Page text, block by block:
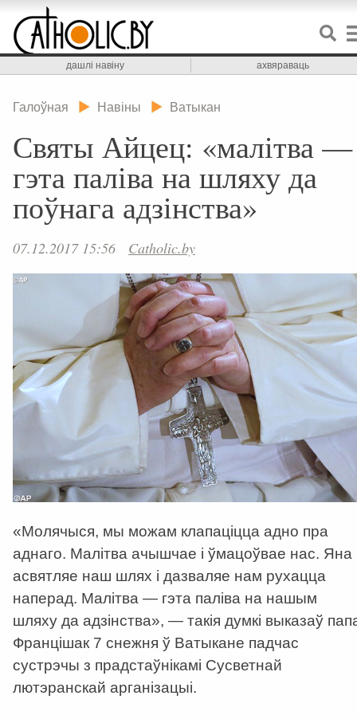
дашлі навіну ахвяраваць
Галоўная Навіны Ватыкан
Святы Айцец: «малітва —
гэта паліва на шляху да
поўнага адзінства»
07.12.2017 15:56 Catholic.by
«Молячыся, мы можам клапаціцца адно пра
аднаго. Малітва ачышчае і ўмацоўвае нас. Яна
асвятляе наш шлях і дазваляе нам рухацца
наперад. Малітва — гэта паліва на нашым
шляху да адзінства», — такія думкі выказаў
Францішак 7 снежня ў Ватыкане падчас
сустрэчы з прадстаўнікамі Сусветнай
лютэранскай арганізацыі.